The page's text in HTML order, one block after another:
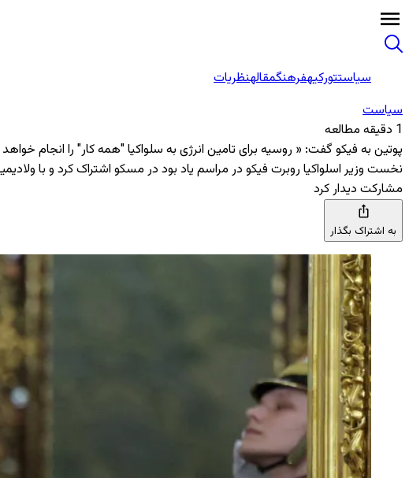
سیاستتورکیهفرهنگمقالهنظریات
سیاست
1 دقیقه مطالعه
پوتین به فیکو گفت: « روسیه برای تامین انرژی به سلواکیا "همه کار" را انجام
نخست وزیر اسلواکیا روبرت فیکو در مراسم یاد بود در مسکو اشتراک کرد و با
مشارکت دیدار کرد
به اشتراک بگذار